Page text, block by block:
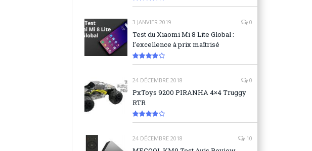
3 JANVIER 2019 0
Test du Xiaomi Mi 8 Lite Global :
l’excellence à prix maîtrisé
24 DÉCEMBRE 2018 0
PxToys 9200 PIRANHA 4×4 Truggy
RTR
24 DÉCEMBRE 2018 10